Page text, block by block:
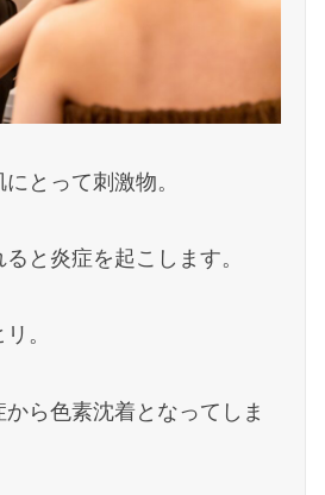
とって刺激物。
と炎症を起こします。
。
ら色素沈着となってしま